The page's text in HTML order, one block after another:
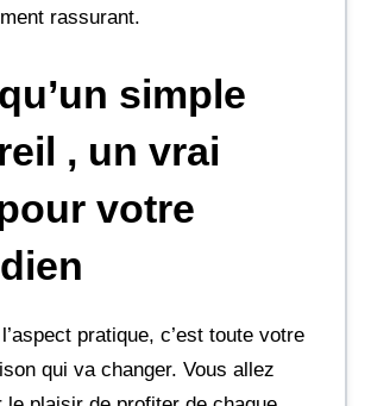
rassurant.
simple
, un vrai
votre
pratique, c’est toute votre
qui va changer. Vous allez